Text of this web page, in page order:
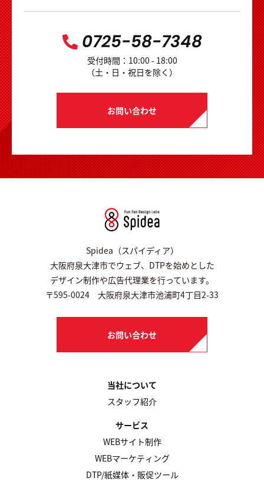
0725-58-7348
受付時間：10:00 - 18:00
（土・日・祝日を除く）
お問い合わせ
Spidea（スパイディア）
大阪府泉大津市でウェブ、DTPを始めとした
デザイン制作や広告代理業を行っています。
〒595-0024 大阪府泉大津市池浦町4丁目2-33
お問い合わせ
当社について
スタッフ紹介
サービス
WEBサイト制作
WEBマーケティング
DTP/紙媒体・販促ツール